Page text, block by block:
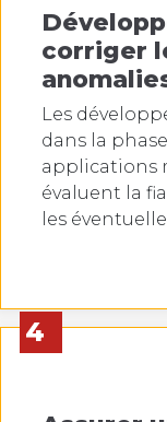
corriger
Les
dans la
applications
évaluent la
les
4